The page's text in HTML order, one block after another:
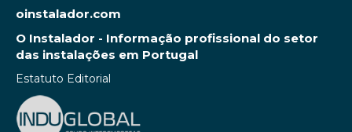
oinstalador.com
O Instalador - Informação profissional do setor
das instalações em Portugal
Estatuto Editorial